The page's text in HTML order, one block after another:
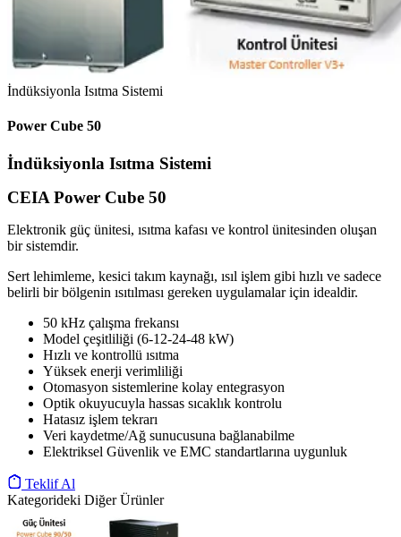
İndüksiyonla Isıtma Sistemi
Power Cube 50
İndüksiyonla Isıtma Sistemi
CEIA Power Cube 50
Elektronik güç ünitesi, ısıtma kafası ve kontrol ünitesinden oluşan
bir sistemdir.
Sert lehimleme, kesici takım kaynağı, ısıl işlem gibi hızlı ve sadece
belirli bir bölgenin ısıtılması gereken uygulamalar için idealdir.
50 kHz çalışma frekansı
Model çeşitliliği (6-12-24-48 kW)
Hızlı ve kontrollü ısıtma
Yüksek enerji verimliliği
Otomasyon sistemlerine kolay entegrasyon
Optik okuyucuyla hassas sıcaklık kontrolu
Hatasız işlem tekrarı
Veri kaydetme/Ağ sunucusuna bağlanabilme
Elektriksel Güvenlik ve EMC standartlarına uygunluk
Teklif Al
Kategorideki Diğer Ürünler